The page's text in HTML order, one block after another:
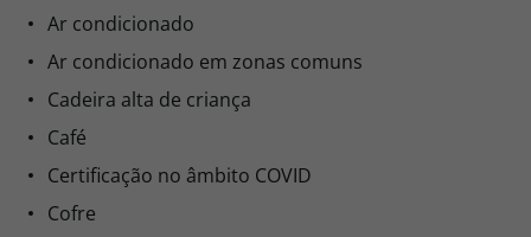
Ar condicionado
Ar condicionado em zonas comuns
Cadeira alta de criança
Café
Certificação no âmbito COVID
Cofre